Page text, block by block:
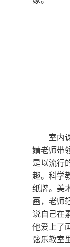
学，通过
上肢和下
个精神饱
师正带领
孩子们
象。